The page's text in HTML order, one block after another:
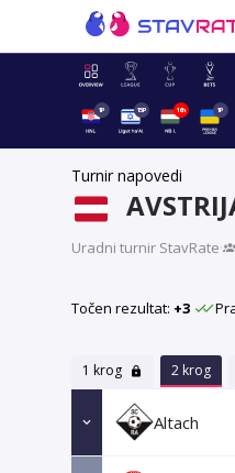
1P 15P 16h 1P
Turnir napovedi
Uradni turnir StavRate·
Točen rezultat: +3
1 krog 2 krog
Altach